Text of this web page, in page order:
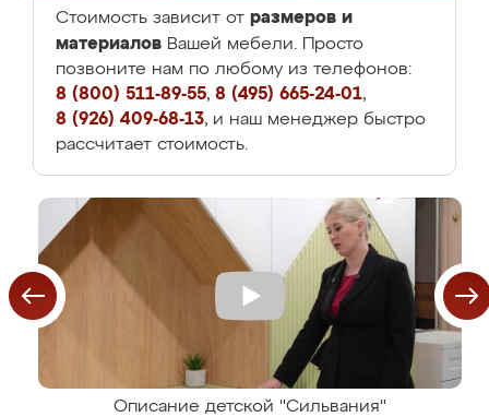
Стоимость зависит от размеров и
материалов Вашей мебели. Просто
позвоните нам по любому из телефонов:
8 (800) 511-89-55, 8 (495) 665-24-01,
8 (926) 409-68-13, и наш менеджер быстро
рассчитает стоимость.
Описание детской "Сильвания"